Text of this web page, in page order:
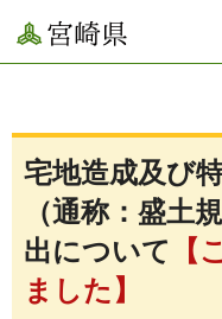
宮崎県
宅地造成及び
（通称：盛土
出について
【
ました】